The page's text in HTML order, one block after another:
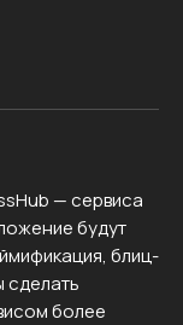
— сервиса
будут
блиц-
сделать
более